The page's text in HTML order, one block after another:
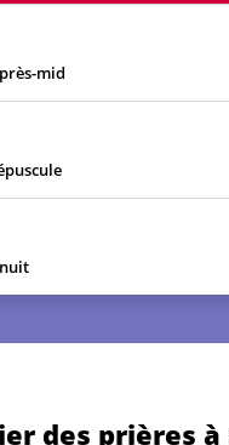
mid
des prières à